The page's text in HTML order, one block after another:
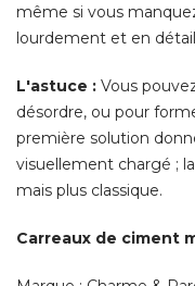
même si vous
lourdement et en
L'astuce : Vous
désordre, ou pour
première solution
visuellement chargé ;
mais plus classique.
Carreaux de ciment